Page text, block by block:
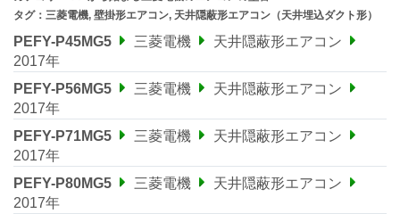
タグ： 三菱電機, 壁掛形エアコン, 天井隠蔽形エアコン（天井埋込ダクト形）
PEFY-P45MG5 三菱電機
天井隠蔽形エアコン
2017年
PEFY-P56MG5
三菱電機
天井隠蔽形エアコン
2017年
PEFY-P71MG5
三菱電機
天井隠蔽形エアコン
2017年
PEFY-P80MG5
三菱電機
天井隠蔽形エアコン
2017年